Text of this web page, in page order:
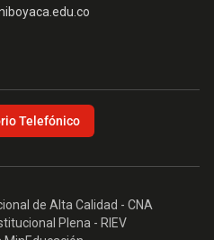
Telefónico
de Alta Calidad - CNA
Plena - RIEV